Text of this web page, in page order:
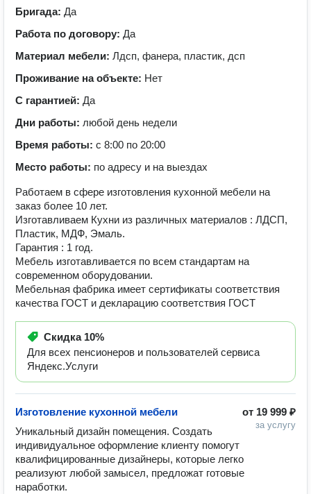
Бригада: Да
Работа по договору: Да
Материал мебели: Лдсп, фанера, пластик, дсп
Проживание на объекте: Нет
С гарантией: Да
Дни работы: любой день недели
Время работы: с 8:00 по 20:00
Место работы: по адресу и на выездах
Работаем в сфере изготовления кухонной мебели на
заказ более 10 лет.
Изготавливаем Кухни из различных материалов : ЛДСП,
Пластик, МДФ, Эмаль.
Гарантия : 1 год.
Мебель изготавливается по всем стандартам на
современном оборудовании.
Мебельная фабрика имеет сертификаты соответствия
качества ГОСТ и декларацию соответствия ГОСТ
Скидка 10%
Для всех пенсионеров и пользователей сервиса
Яндекс.Услуги
от 19 999 ₽
за услугу
Изготовление кухонной мебели
Уникальный дизайн помещения. Создать
индивидуальное оформление клиенту помогут
квалифицированные дизайнеры, которые легко
реализуют любой замысел, предложат готовые
наработки.